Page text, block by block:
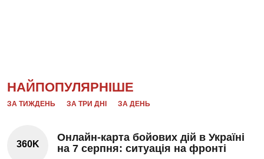
НАЙПОПУЛЯРНІШЕ
ЗА ТИЖДЕНЬ ЗА ТРИ ДНІ ЗА ДЕНЬ
360K
Онлайн-карта бойових дій в Україні
на 7 серпня: ситуація на фронті